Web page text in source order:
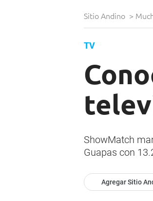
Sitio Andino >
TV
ShowMatch
Guapas con
Agregar Sitio